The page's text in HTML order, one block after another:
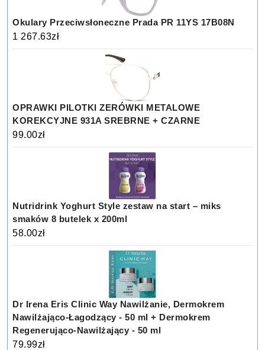
Okulary Przeciwsłoneczne Prada PR 11YS 17B08N
1 267.63zł
OPRAWKI PILOTKI ZERÓWKI METALOWE
KOREKCYJNE 931A SREBRNE + CZARNE
99.00zł
Nutridrink Yoghurt Style zestaw na start – miks
smaków 8 butelek x 200ml
58.00zł
Dr Irena Eris Clinic Way Nawilżanie, Dermokrem
Nawilżająco-Łagodzący - 50 ml + Dermokrem
Regenerująco-Nawilżający - 50 ml
79.99zł